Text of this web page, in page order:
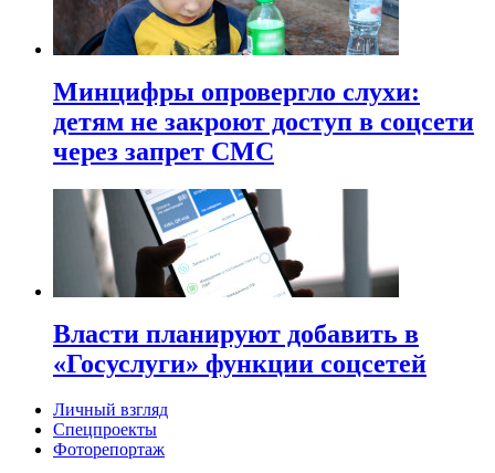
Минцифры опровергло слухи:
детям не закроют доступ в соцсети
через запрет СМС
Власти планируют добавить в
«Госуслуги» функции соцсетей
Личный взгляд
Спецпроекты
Фоторепортаж